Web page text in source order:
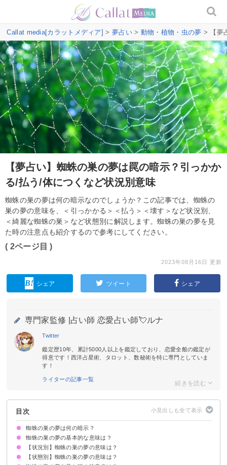
Callat media[カラットメディア] > 夢占い> 動物・植物・虫の夢 > 【夢
【夢占い】蜘蛛の巣の夢は罠の暗示？引っかか
る/払う/体につくなど状況別意味
蜘蛛の巣の夢は何の暗示なのでしょうか？この記事では、蜘蛛の
巣の夢の意味を、＜引っかかる＞＜払う＞＜壊す＞など状況別、
＜綺麗な蜘蛛の巣＞など状態別に解説します。蜘蛛の巣の夢を見
た時の注意点も紹介するので参考にしてください。
( 2ページ目 )
2023年08月16日 更新
シェア ツイート シェア
専門家監修 | 占い師 恋愛占い師💘ルナ
Twitter
鑑定歴10年、累計5000人以上を鑑定しており、恋愛全般の鑑定が
得意です！西洋占星術、タロット、数秘術を特に専門としていま
す！
ライターの記事一覧
目次
蜘蛛の巣の夢は何の暗示？
蜘蛛の巣の夢の基本的な意味は？
罠が潜んでいることの暗示
状況/状態で意味が決まる
【状況別】蜘蛛の巣の夢の意味は？
蜘蛛の巣に引っかかる夢【凶夢】
蜘蛛の巣を払う夢【吉夢】
蜘蛛の巣が体につく夢【凶夢】
蜘蛛の巣を壊す夢【吉夢】
蜘蛛の巣に絡まる夢【凶夢】
蜘蛛の巣の蜘蛛を殺す夢【吉夢】
蜘蛛の巣を取られる夢【警告夢】
虫になって蜘蛛の巣に絡まる夢【凶夢】
蜘蛛の巣に蜂が絡まる夢【凶夢】
【状態別】蜘蛛の巣の夢の意味は？